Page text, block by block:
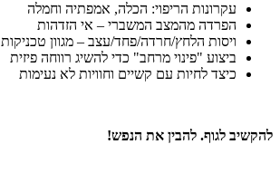
עקרונות הריפוי: הכלה, אמפתיה וחמלה
הפרדה מהמצב המשברי – אי הזדהות
ויסות הלחץ/חרדה/פחד/עצב – מגוון טכניקות
ביצוע "פינוי מרחב" כדי להשיג רווחה פיזית
כיצד לחיות עם קשיים וחוויות לא נעימות
להקשיב לגוף. להבין את הנפש!